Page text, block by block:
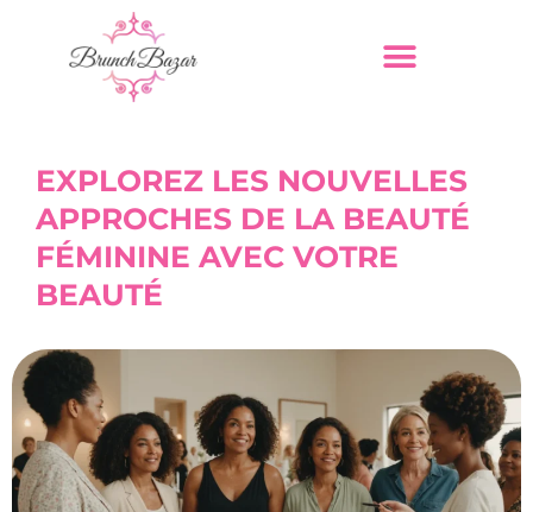
EXPLOREZ LES NOUVELLES
APPROCHES DE LA BEAUTÉ
FÉMININE AVEC VOTRE
BEAUTÉ